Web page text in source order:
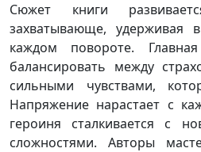
Сюжет книги
захватывающе, удерживая
каждом повороте.
балансировать между
сильными чувствами,
Напряжение нарастает с
героиня сталкивается с
сложностями. Авторы